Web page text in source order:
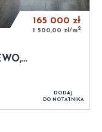
165 000 zł
1 500,00 zł/m2
DODAJ
DO NOTATNIKA